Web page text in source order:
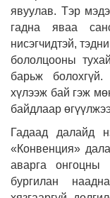
явуулав. Тэр
гадна яваа
нисэгчидтэй,
бололцооны
барьж
хүлээж бай гэж
байдлаар
Гадаад далайд
«Конвенция»
аварга онгоцны
бургилан